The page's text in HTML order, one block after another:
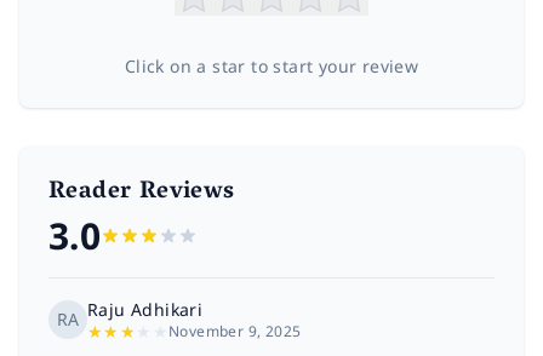
Click on a star to start your review
Reader Reviews
3.0
RA Raju Adhikari
★★★ November 9, 2025